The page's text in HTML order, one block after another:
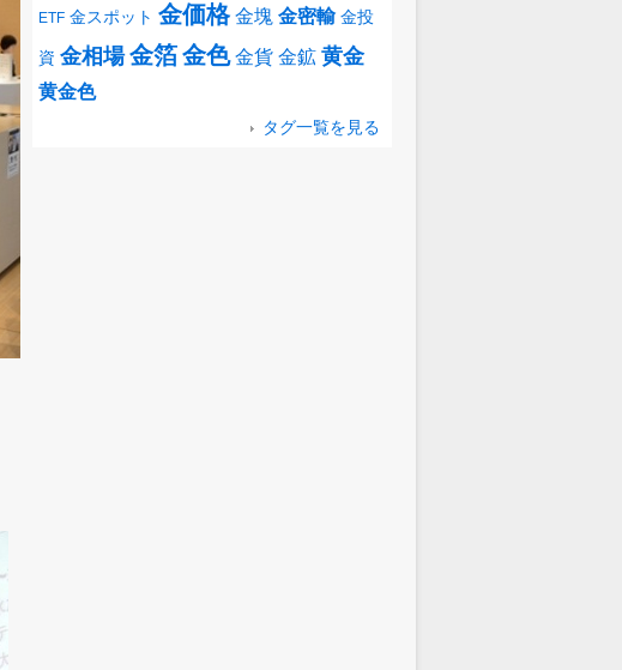
ETF 金スポット 金価格 金塊 金密輸 金投
資 金相場 金箔金色 金貨 金鉱 黄金
黄金色
タグ一覧を見る